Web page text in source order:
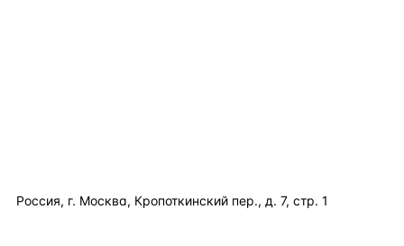
Россия, г. Москва, Кропоткинский пер., д. 7, стр. 1